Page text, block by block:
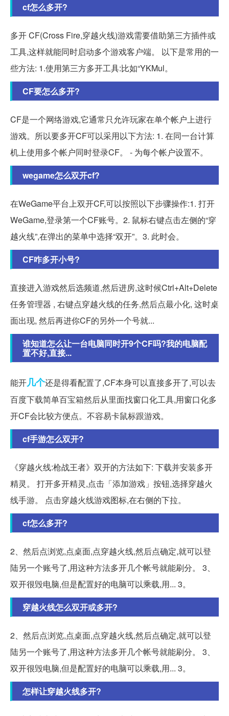
cf怎么多开?
多开 CF(Cross Fire,穿越火线)游戏需要借助第三方插件或
工具,这样就能同时启动多个游戏客户端。 以下是常用的一
些方法: 1.使用第三方多开工具:比如“YKMul。
CF要怎么多开?
CF是一个网络游戏,它通常只允许玩家在单个帐户上进行
游戏。所以要多开CF可以采用以下方法: 1. 在同一台计算
机上使用多个帐户同时登录CF。 - 为每个帐户设置不。
wegame怎么双开cf?
在WeGame平台上双开CF,可以按照以下步骤操作:1. 打开
WeGame,登录第一个CF账号。2. 鼠标右键点击左侧的“穿
越火线”,在弹出的菜单中选择“双开”。3. 此时会。
CF咋多开小号?
直接进入游戏然后选频道,然后进房,这时候Ctrl+Alt+Delete
任务管理器 , 右键点穿越火线的任务,然后点最小化, 这时桌
面出现, 然后再进你CF的另外一个号就...
谁知道怎么让一台电脑同时开9个CF吗?我的电脑配
置不好,直接...
能开几个还是得看配置了,CF本身可以直接多开了,可以去
百度下载简单百宝箱然后从里面找窗口化工具,用窗口化多
开CF会比较方便点。不容易卡鼠标跟游戏。
cf手游怎么双开?
《穿越火线:枪战王者》双开的方法如下: 下载并安装多开
精灵。 打开多开精灵,点击「添加游戏」按钮,选择穿越火
线手游。 点击穿越火线游戏图标,在右侧的下拉。
cf怎么多开?
2、然后点浏览,点桌面,点穿越火线,然后点确定,就可以登
陆另一个账号了,用这种方法多开几个帐号就能刷分。 3、
双开很毁电脑,但是配置好的电脑可以乘载,用... 3。
穿越火线怎么双开或多开?
2、然后点浏览,点桌面,点穿越火线,然后点确定,就可以登
陆另一个账号了,用这种方法多开几个帐号就能刷分。 3、
双开很毁电脑,但是配置好的电脑可以乘载,用... 3。
怎样让穿越火线多开?